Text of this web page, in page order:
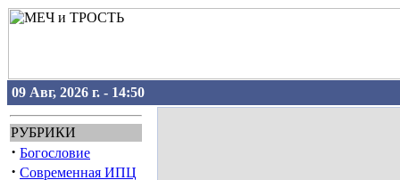
09 Авг, 2026 г. - 14:50
РУБРИКИ
· Богословие
· Современная ИПЦ